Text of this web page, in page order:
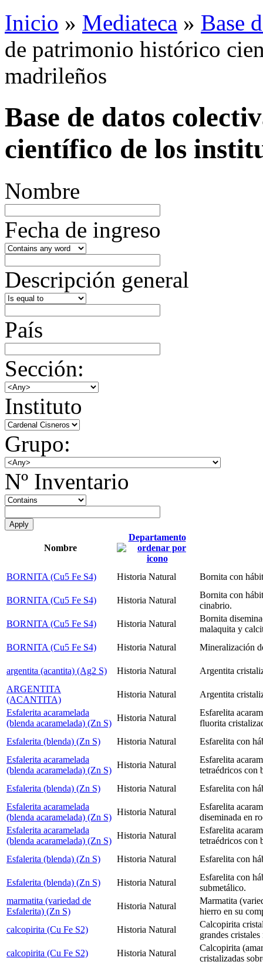
Inicio » Mediateca » Base
de patrimonio histórico
madrileños
Base de datos
científico de los
Nombre
Fecha de ingreso
Descripción general
País
Sección:
Instituto
Grupo:
Nº Inventario
Nombre
Departamento
BORNITA (Cu5 Fe S4) Historia Natural Bornita con
BORNITA (Cu5 Fe S4) Historia Natural
Bornita con
cinabrio.
BORNITA (Cu5 Fe S4)
Historia Natural
Bornita
malaquita y
BORNITA (Cu5 Fe S4)
Historia Natural Mineralización
argentita (acantita) (Ag2 S) Historia Natural
Argentita
ARGENTITA
(ACANTITA)
Historia Natural
Argentita
Esfalerita acaramelada
(blenda acaramelada) (Zn S)
Historia Natural
Esfarelita
fluorita
Esfalerita (blenda) (Zn S)
Historia Natural
Esfarelita con
Esfalerita acaramelada
(blenda acaramelada) (Zn S)
Historia Natural
Esfarelita
tetraédricos con
Esfalerita (blenda) (Zn S)
Historia Natural
Esfarelita con
Esfalerita acaramelada
(blenda acaramelada) (Zn S)
Historia Natural
Esfarelita
diseminada en
Esfalerita acaramelada
(blenda acaramelada) (Zn S)
Historia Natural
Esfarelita
tetraédricos con
Esfalerita (blenda) (Zn S)
Historia Natural Esfarelita con
Esfalerita (blenda) (Zn S) Historia Natural
Esfarelita con
submetálico.
marmatita (variedad de
Esfalerita) (Zn S)
Historia Natural
Marmatita
hierro en su
calcopirita (Cu Fe S2)
Historia Natural
Calcopirita
grandes
calcopirita (Cu Fe S2)
Historia Natural
Calcopirita
cristalizadas